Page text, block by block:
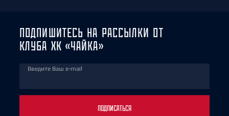
ПОДПИШИТЕСЬ НА РАССЫЛКИ ОТ
КЛУБА ХК «ЧАЙКА»
Введите Ваш e-mail
ПОДПИСАТЬСЯ